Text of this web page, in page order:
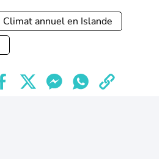
Climat annuel en Islande